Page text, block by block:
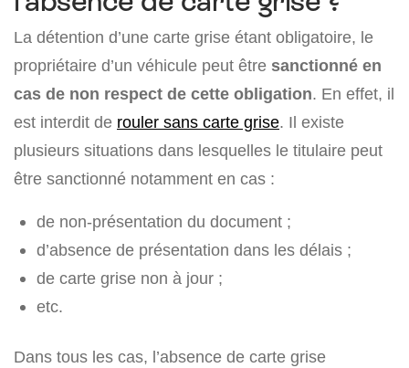
La détention d’une carte grise étant obligatoire, le
propriétaire d’un véhicule peut être sanctionné en
cas de non respect de cette obligation. En effet, il
est interdit de rouler sans carte grise. Il existe
plusieurs situations dans lesquelles le titulaire peut
être sanctionné notamment en cas :
de non-présentation du document ;
d’absence de présentation dans les délais ;
de carte grise non à jour ;
etc.
Dans tous les cas, l’absence de carte grise